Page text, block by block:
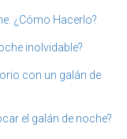
¿Cómo Hacerlo?
inolvidable?
con un galán de
el galán de noche?